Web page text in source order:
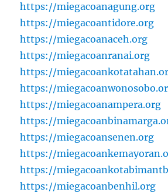
https://miegacoanagung.org
https://miegacoantidore.org
https://miegacoanaceh.org
https://miegacoanranai.org
https://
https://
https://miegacoanampera.org
https://
https://miegacoansenen.org
https://
https://
https://miegacoanbenhil.org